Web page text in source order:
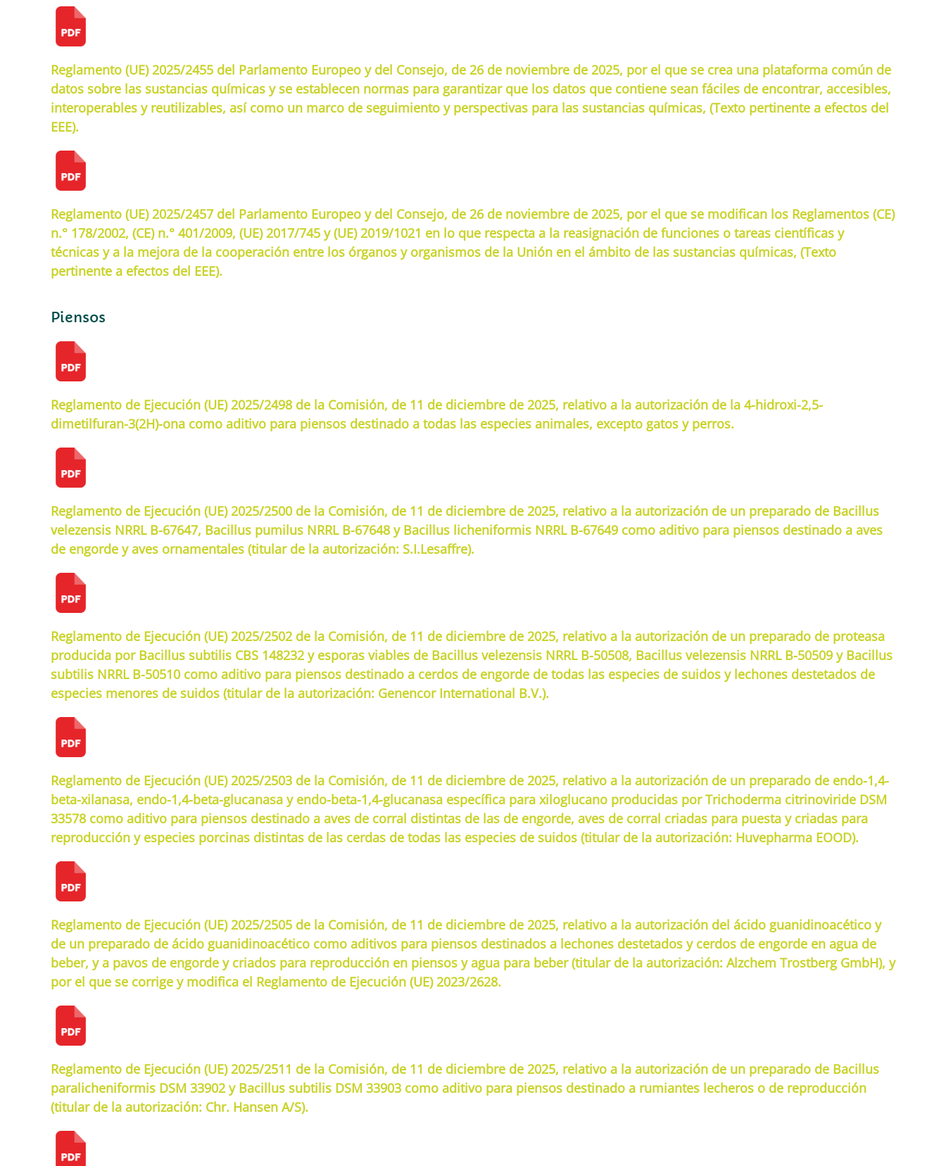
Reglamento (UE) 2025/2455 del Parlamento Europeo y del Consejo, de 26 de noviembre de 2025, por el que se crea una plataforma común de
datos sobre las sustancias químicas y se establecen normas para garantizar que los datos que contiene sean fáciles de encontrar, accesibles,
interoperables y reutilizables, así como un marco de seguimiento y perspectivas para las sustancias químicas, (Texto pertinente a efectos del
EEE).
Reglamento (UE) 2025/2457 del Parlamento Europeo y del Consejo, de 26 de noviembre de 2025, por el que se modifican los Reglamentos (CE)
n.° 178/2002, (CE) n.° 401/2009, (UE) 2017/745 y (UE) 2019/1021 en lo que respecta a la reasignación de funciones o tareas científicas y
técnicas y a la mejora de la cooperación entre los órganos y organismos de la Unión en el ámbito de las sustancias químicas, (Texto
pertinente a efectos del EEE).
Piensos
Reglamento de Ejecución (UE) 2025/2498 de la Comisión, de 11 de diciembre de 2025, relativo a la autorización de la 4-hidroxi-2,5-
dimetilfuran-3(2H)-ona como aditivo para piensos destinado a todas las especies animales, excepto gatos y perros.
Reglamento de Ejecución (UE) 2025/2500 de la Comisión, de 11 de diciembre de 2025, relativo a la autorización de un preparado de Bacillus
velezensis NRRL B-67647, Bacillus pumilus NRRL B-67648 y Bacillus licheniformis NRRL B-67649 como aditivo para piensos destinado a aves
de engorde y aves ornamentales (titular de la autorización: S.I.Lesaffre).
Reglamento de Ejecución (UE) 2025/2502 de la Comisión, de 11 de diciembre de 2025, relativo a la autorización de un preparado de proteasa
producida por Bacillus subtilis CBS 148232 y esporas viables de Bacillus velezensis NRRL B-50508, Bacillus velezensis NRRL B-50509 y Bacillus
subtilis NRRL B-50510 como aditivo para piensos destinado a cerdos de engorde de todas las especies de suidos y lechones destetados de
especies menores de suidos (titular de la autorización: Genencor International B.V.).
Reglamento de Ejecución (UE) 2025/2503 de la Comisión, de 11 de diciembre de 2025, relativo a la autorización de un preparado de endo-1,4-
beta-xilanasa, endo-1,4-beta-glucanasa y endo-beta-1,4-glucanasa específica para xiloglucano producidas por Trichoderma citrinoviride DSM
33578 como aditivo para piensos destinado a aves de corral distintas de las de engorde, aves de corral criadas para puesta y criadas para
reproducción y especies porcinas distintas de las cerdas de todas las especies de suidos (titular de la autorización: Huvepharma EOOD).
Reglamento de Ejecución (UE) 2025/2505 de la Comisión, de 11 de diciembre de 2025, relativo a la autorización del ácido guanidinoacético y
de un preparado de ácido guanidinoacético como aditivos para piensos destinados a lechones destetados y cerdos de engorde en agua de
beber, y a pavos de engorde y criados para reproducción en piensos y agua para beber (titular de la autorización: Alzchem Trostberg GmbH), y
por el que se corrige y modifica el Reglamento de Ejecución (UE) 2023/2628.
Reglamento de Ejecución (UE) 2025/2511 de la Comisión, de 11 de diciembre de 2025, relativo a la autorización de un preparado de Bacillus
paralicheniformis DSM 33902 y Bacillus subtilis DSM 33903 como aditivo para piensos destinado a rumiantes lecheros o de reproducción
(titular de la autorización: Chr. Hansen A/S).